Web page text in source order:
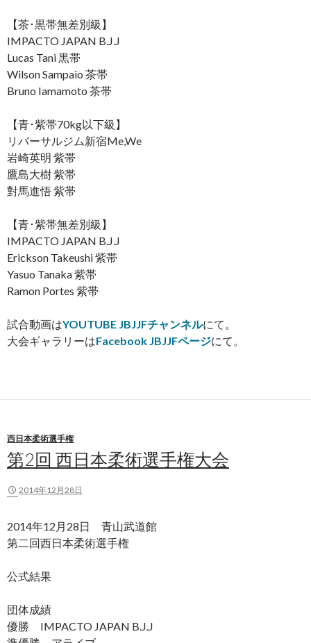
【茶･黒帯無差別級】
IMPACTO JAPAN B.J.J
Lucas Tani 黒帯
Wilson Sampaio 茶帯
Bruno Iamamoto 茶帯
【青･紫帯70kg以下級】
リバーサルジム新宿Me,We
岩崎英明 紫帯
鷹島大樹 紫帯
對馬進悟 紫帯
【青･紫帯無差別級】
IMPACTO JAPAN B.J.J
Erickson Takeushi 紫帯
Yasuo Tanaka 紫帯
Ramon Portes 紫帯
試合動画はYOUTUBE JBJJFチャンネルにて。
大会ギャラリーはFacebook JBJJFページにて。
西日本柔術選手権
第2回 西日本柔術選手権大会
2014年12月28日
2014年12月28日 青山武道館
第二回西日本柔術選手権
公式結果
団体成績
優勝 IMPACTO JAPAN B.J.J